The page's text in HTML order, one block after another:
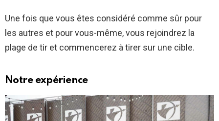
Une fois que vous êtes considéré comme sûr pour
les autres et pour vous-même, vous rejoindrez la
plage de tir et commencerez à tirer sur une cible.
Notre expérience